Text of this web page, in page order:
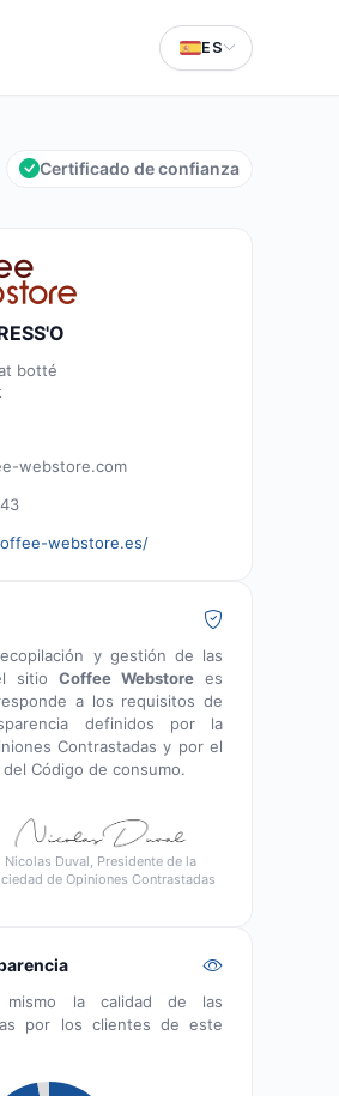
ES
Certificado de confianza
botté
webstore.com
webstore.es/
y gestión de las
sitio Coffee Webstore es
a los requisitos de
definidos por la
Contrastadas y por el
del Código de consumo.
Nicolas Duval, Presidente de la
de Opiniones Contrastadas
la calidad de las
por los clientes de este